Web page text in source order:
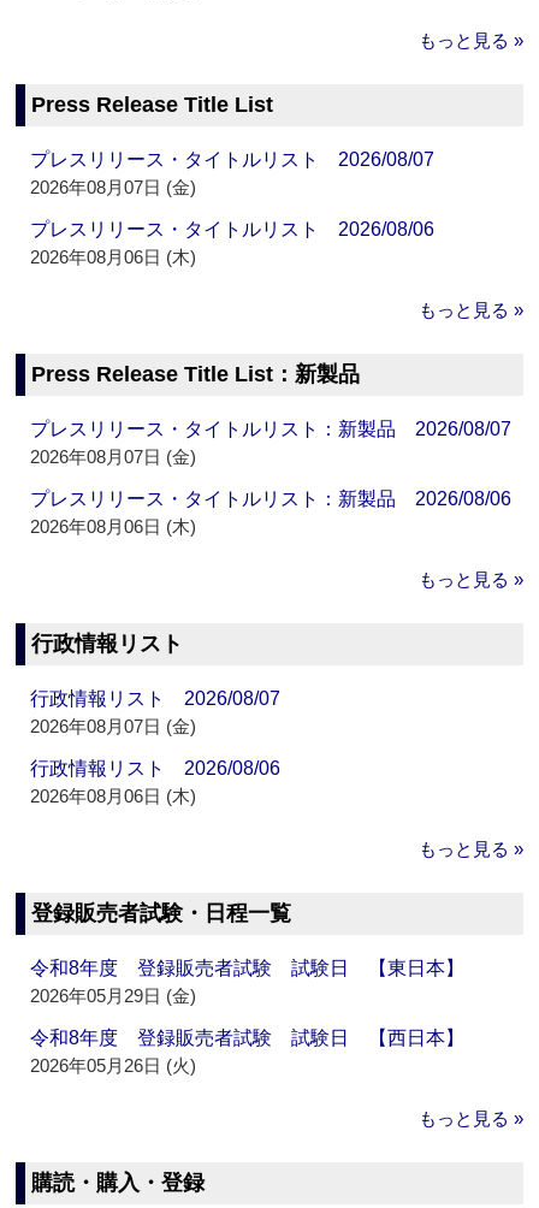
もっと見る »
Press Release Title List
プレスリリース・タイトルリスト 2026/08/07
2026年08月07日 (金)
プレスリリース・タイトルリスト 2026/08/06
2026年08月06日 (木)
もっと見る »
Press Release Title List：新製品
プレスリリース・タイトルリスト：新製品 2026/08/07
2026年08月07日 (金)
プレスリリース・タイトルリスト：新製品 2026/08/06
2026年08月06日 (木)
もっと見る »
行政情報リスト
行政情報リスト 2026/08/07
2026年08月07日 (金)
行政情報リスト 2026/08/06
2026年08月06日 (木)
もっと見る »
登録販売者試験・日程一覧
令和8年度 登録販売者試験 試験日 【東日本】
2026年05月29日 (金)
令和8年度 登録販売者試験 試験日 【西日本】
2026年05月26日 (火)
もっと見る »
購読・購入・登録